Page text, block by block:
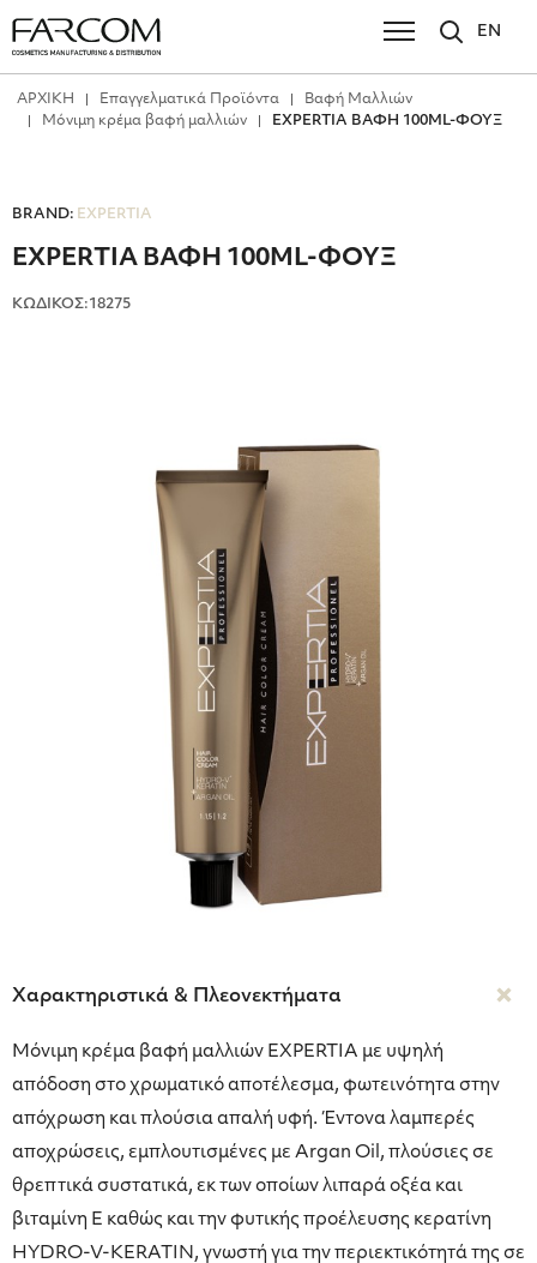
EN
ΑΡΧΙΚΗ Επαγγελματικά Προϊόντα
Βαφή Μαλλιών
Μόνιμη κρέμα βαφή μαλλιών
EXPERTIA ΒΑΦΗ 100ML-ΦΟΥΞ
BRAND: EXPERTIA
EXPERTIA ΒΑΦΗ 100ML-ΦΟΥΞ
ΚΩΔΙΚΟΣ:18275
Χαρακτηριστικά & Πλεονεκτήματα
Μόνιμη κρέμα βαφή μαλλιών EXPERTIA με υψηλή
απόδοση στο χρωματικό αποτέλεσμα, φωτεινότητα στην
απόχρωση και πλούσια απαλή υφή. Έντονα λαμπερές
αποχρώσεις, εμπλουτισμένες με Argan Oil, πλούσιες σε
θρεπτικά συστατικά, εκ των οποίων λιπαρά οξέα και
βιταμίνη Ε καθώς και την φυτικής προέλευσης κερατίνη
HYDRO-V-KERATIN, γνωστή για την περιεκτικότητά της σε